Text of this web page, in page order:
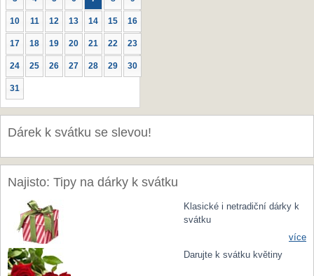
10 11 12 13 14 15 16
17 18 19 20 21 22 23
24 25 26 27 28 29 30
31
Dárek k svátku se slevou!
Najisto: Tipy na dárky k svátku
Klasické i netradiční dárky k
svátku
více
Darujte k svátku květiny